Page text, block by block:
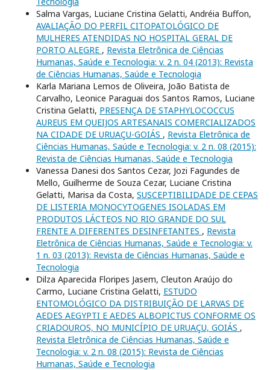
Salma Vargas, Luciane Cristina Gelatti, Andréia Buffon,
AVALIAÇÃO DO PERFIL CITOPATOLÓGICO DE
MULHERES ATENDIDAS NO HOSPITAL GERAL DE
PORTO ALEGRE , Revista Eletrônica de Ciências
Humanas, Saúde e Tecnologia: v. 2 n. 04 (2013): Revista
de Ciências Humanas, Saúde e Tecnologia
Karla Mariana Lemos de Oliveira, João Batista de
Carvalho, Leonice Paraguai dos Santos Ramos, Luciane
Cristina Gelatti, PRESENÇA DE STAPHYLOCOCCUS
AUREUS EM QUEIJOS ARTESANAIS COMERCIALIZADOS
NA CIDADE DE URUAÇU-GOIÁS , Revista Eletrônica de
Ciências Humanas, Saúde e Tecnologia: v. 2 n. 08 (2015):
Revista de Ciências Humanas, Saúde e Tecnologia
Vanessa Danesi dos Santos Cezar, Jozi Fagundes de
Mello, Guilherme de Souza Cezar, Luciane Cristina
Gelatti, Marisa da Costa, SUSCEPTIBILIDADE DE CEPAS
DE LISTERIA MONOCYTOGENES ISOLADAS EM
PRODUTOS LÁCTEOS NO RIO GRANDE DO SUL
FRENTE A DIFERENTES DESINFETANTES , Revista
Eletrônica de Ciências Humanas, Saúde e Tecnologia: v.
1 n. 03 (2013): Revista de Ciências Humanas, Saúde e
Tecnologia
Dilza Aparecida Floripes Jasem, Cleuton Araújo do
Carmo, Luciane Cristina Gelatti, ESTUDO
ENTOMOLÓGICO DA DISTRIBUIÇÃO DE LARVAS DE
AEDES AEGYPTI E AEDES ALBOPICTUS CONFORME OS
CRIADOUROS, NO MUNICÍPIO DE URUAÇU, GOIÁS ,
Revista Eletrônica de Ciências Humanas, Saúde e
Tecnologia: v. 2 n. 08 (2015): Revista de Ciências
Humanas, Saúde e Tecnologia